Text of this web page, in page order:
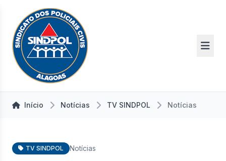
Início Notícias TV SINDPOL Notícias
TV SINDPOL Notícias